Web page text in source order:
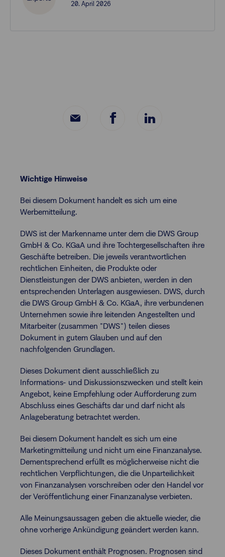
20. April 2026
Wichtige Hinweise
Bei diesem Dokument handelt es sich um eine
Werbemitteilung.
DWS ist der Markenname unter dem die DWS Group
GmbH & Co. KGaA und ihre Tochtergesellschaften ihre
Geschäfte betreiben. Die jeweils verantwortlichen
rechtlichen Einheiten, die Produkte oder
Dienstleistungen der DWS anbieten, werden in den
entsprechenden Unterlagen ausgewiesen. DWS, durch
die DWS Group GmbH & Co. KGaA, ihre verbundenen
Unternehmen sowie ihre leitenden Angestellten und
Mitarbeiter (zusammen "DWS") teilen dieses
Dokument in gutem Glauben und auf den
nachfolgenden Grundlagen.
Dieses Dokument dient ausschließlich zu
Informations- und Diskussionszwecken und stellt kein
Angebot, keine Empfehlung oder Aufforderung zum
Abschluss eines Geschäfts dar und darf nicht als
Anlageberatung betrachtet werden.
Bei diesem Dokument handelt es sich um eine
Marketingmitteilung und nicht um eine Finanzanalyse.
Dementsprechend erfüllt es möglicherweise nicht die
rechtlichen Verpflichtungen, die die Unparteilichkeit
von Finanzanalysen vorschreiben oder den Handel vor
der Veröffentlichung einer Finanzanalyse verbieten.
Alle Meinungsaussagen geben die aktuelle wieder, die
ohne vorherige Ankündigung geändert werden kann.
Dieses Dokument enthält Prognosen. Prognosen sind